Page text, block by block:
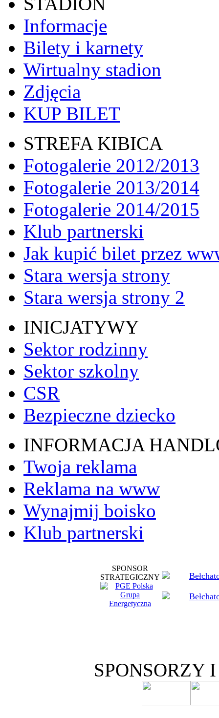
Informacje
Bilety i karnety
Wirtualny stadion
Zdjęcia
KUP BILET
STREFA KIBICA
Fotogalerie 2012/2013
Fotogalerie 2013/2014
Fotogalerie 2014/2015
Klub partnerski
Jak kupić bilet przez
Stara wersja strony
Stara wersja strony 2
INICJATYWY
Sektor rodzinny
Sektor szkolny
CSR
Bezpieczne dziecko
INFORMACJA
Twoja reklama
Reklama na www
Wynajmij boisko
Klub partnerski
SPONSOR
STRATEGICZNY
SPONSORZY